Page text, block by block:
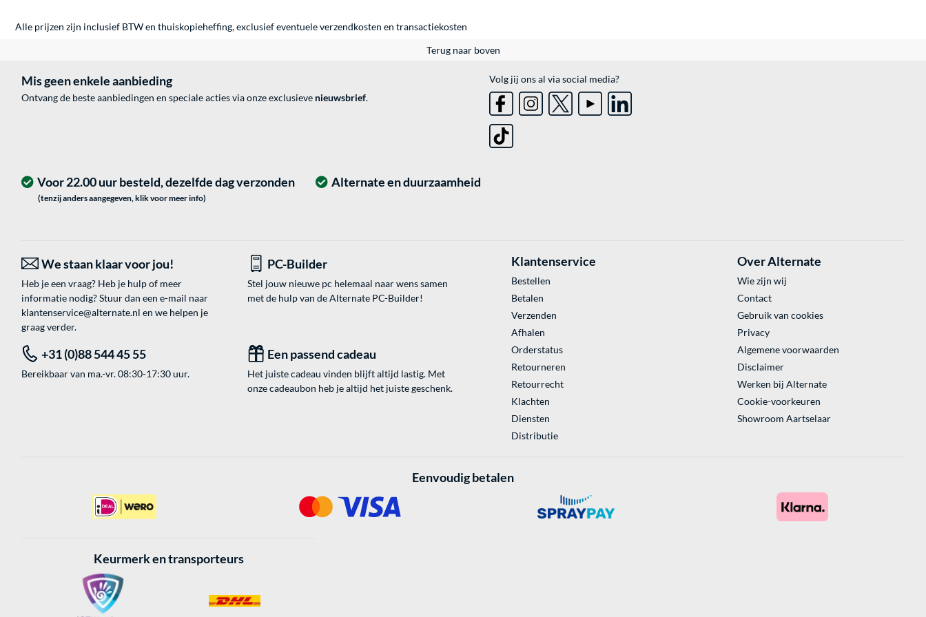
Alle prijzen zijn inclusief BTW en thuiskopieheffing, exclusief eventueleverzendkosten en transactiekosten
Terug naar boven
Mis geen enkele aanbieding
Ontvang de beste aanbiedingen en speciale acties via onze exclusieve nieuwsbrief.
Volg jij ons al via social media?
Alternate en duurzaamheid
Voor 22.00 uur besteld, dezelfde dag verzonden
(tenzij anders aangegeven, klik voor meer info)
We staan klaar voor jou!
Heb je een vraag? Heb je hulp of meer
informatie nodig? Stuur dan een e-mail naar
klantenservice@alternate.nl en we helpen je
graag verder.
PC-Builder
Stel jouw nieuwe pc helemaal naar wens samen
met de hulp van de Alternate PC-Builder!
+31 (0)88 544 45 55
Bereikbaar van ma.-vr. 08:30-17:30 uur.
Een passend cadeau
Het juiste cadeau vinden blijft altijd lastig. Met
onze cadeaubon heb je altijd het juiste geschenk.
Klantenservice
Bestellen
Betalen
Verzenden
Afhalen
Orderstatus
Retourneren
Retourrecht
Klachten
Diensten
Distributie
Over Alternate
Wie zijn wij
Contact
Gebruik van cookies
Privacy
Algemene voorwaarden
Disclaimer
Werken bij Alternate
Cookie-voorkeuren
Showroom Aartselaar
Eenvoudig betalen
Keurmerk en transporteurs